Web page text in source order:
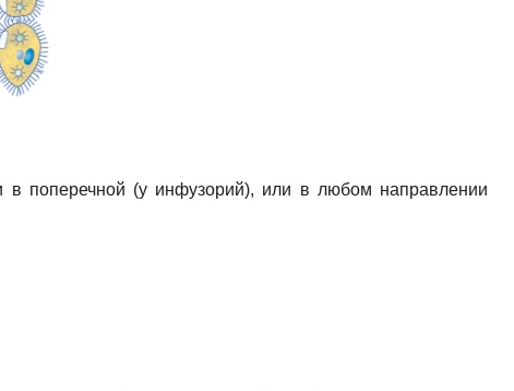
в поперечной (у инфузорий), или в любом направлении